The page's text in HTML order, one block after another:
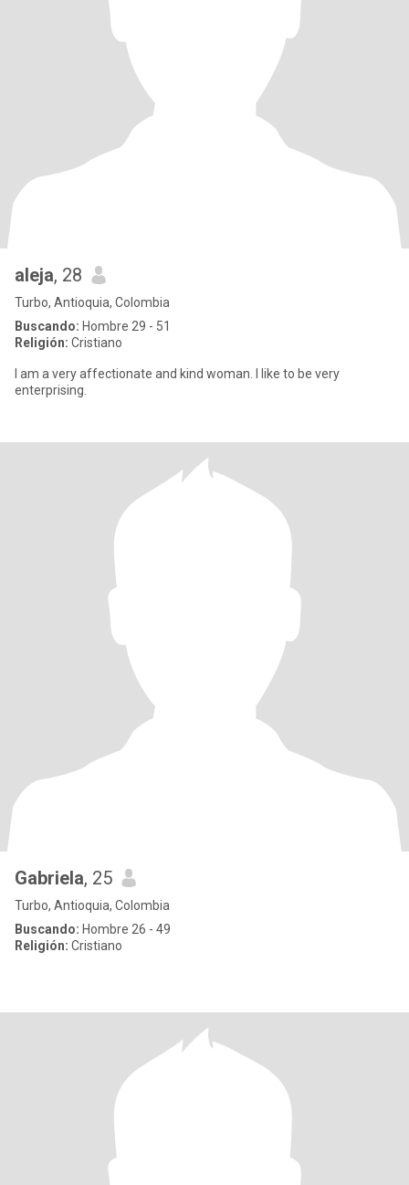
aleja, 28
Turbo, Antioquia, Colombia
Buscando: Hombre 29 - 51
Religión: Cristiano
I am a very affectionate and kind woman. I like to be very
enterprising.
Gabriela, 25
Turbo, Antioquia, Colombia
Buscando: Hombre 26 - 49
Religión: Cristiano